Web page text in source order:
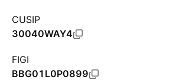
CUSIP
30040WAY4
FIGI
BBG01L0P0899